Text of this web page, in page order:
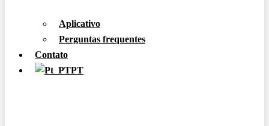
Aplicativo
Perguntas frequentes
Contato
PT